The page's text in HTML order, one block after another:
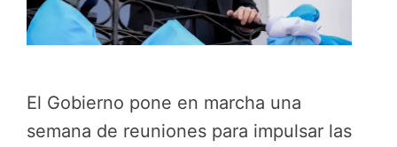
El Gobierno pone en marcha una
semana de reuniones para impulsar las